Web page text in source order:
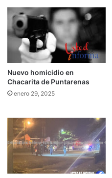
Nuevo homicidio en
Chacarita de Puntarenas
enero 29, 2025